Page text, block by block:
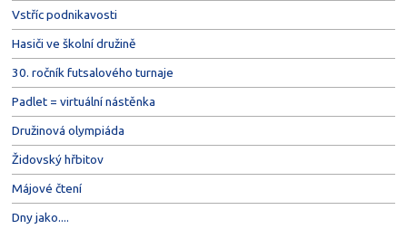
Vstříc podnikavosti
Hasiči ve školní družině
30. ročník futsalového turnaje
Padlet = virtuální nástěnka
Družinová olympiáda
Židovský hřbitov
Májové čtení
Dny jako....